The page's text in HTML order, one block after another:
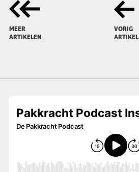
MEER
ARTIKELEN
VORIG
ARTIKEL